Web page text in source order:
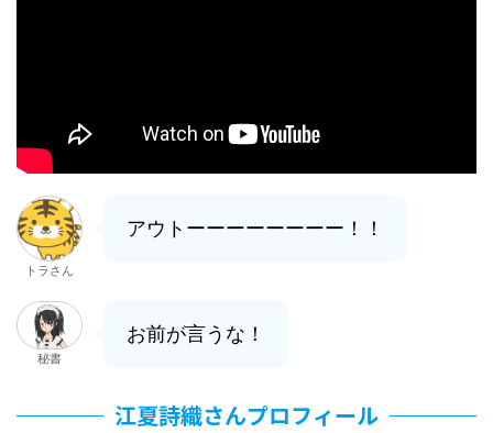
トラさん
アウトーーーーーーーー！！
秘書
お前が言うな！
江夏詩織さんプロフィール